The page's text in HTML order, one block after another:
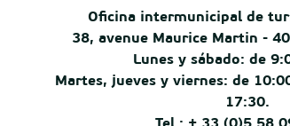
Oficina intermunicipal de
38, avenue Maurice Martin -
Lunes y sábado: de
Martes, jueves y viernes: de
17:30.